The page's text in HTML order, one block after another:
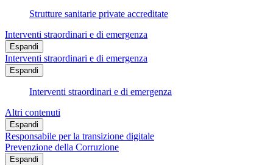
Strutture sanitarie private accreditate
Interventi straordinari e di emergenza
Espandi
Interventi straordinari e di emergenza
Espandi
Interventi straordinari e di emergenza
Altri contenuti
Espandi
Responsabile per la transizione digitale
Prevenzione della Corruzione
Espandi